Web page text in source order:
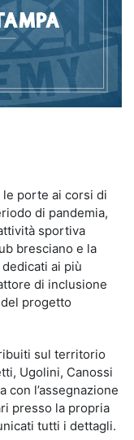
le porte ai corsi di
di pandemia,
sportiva
bresciano e la
ai più
di inclusione
progetto
sul territorio
Ugolini, Canossi
con l’assegnazione
presso la propria
tutti i dettagli.